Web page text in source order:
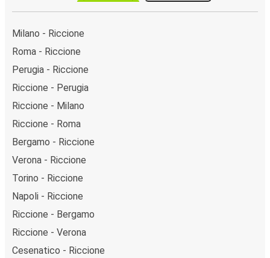
Milano - Riccione
Roma - Riccione
Perugia - Riccione
Riccione - Perugia
Riccione - Milano
Riccione - Roma
Bergamo - Riccione
Verona - Riccione
Torino - Riccione
Napoli - Riccione
Riccione - Bergamo
Riccione - Verona
Cesenatico - Riccione